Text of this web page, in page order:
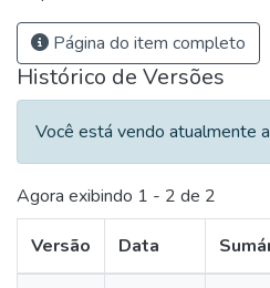
Página do item completo
Histórico de Versões
Você está vendo atualmente
Agora exibindo 1 - 2 de 2
Versão Data